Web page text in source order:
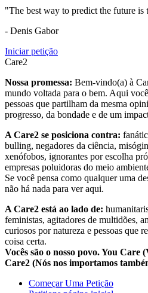
"The best way to predict the future is
- Denis Gabor
Iniciar petição
Care2
Nossa promessa: Bem-vindo(a) à
mundo voltada para o bem. Aqui
pessoas que partilham da mesma
progresso, da bondade e de um
A Care2 se posiciona contra:
bulling, negadores da ciência,
xenófobos, ignorantes por escolha
empresas poluidoras do meio
Se você pensa como qualquer uma
não há nada para ver aqui.
A Care2 está ao lado de:
feministas, agitadores de multidões,
curiosos por natureza e pessoas que
coisa certa.
Vocês são o nosso povo. You Care
Care2 (Nós nos importamos
Começar Uma Petição